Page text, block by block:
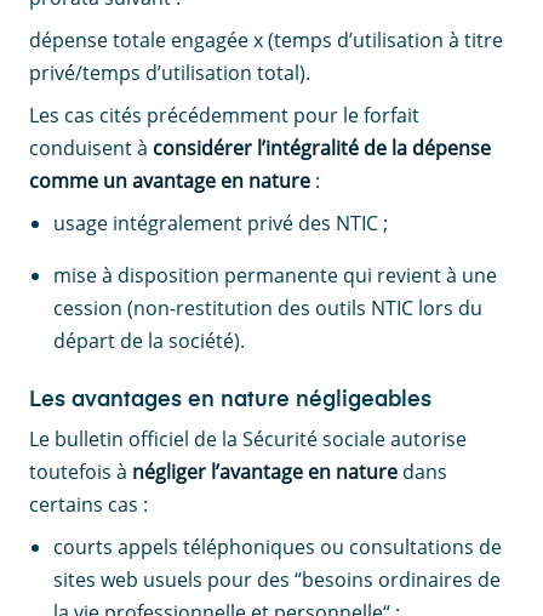
dépense totale engagée x (temps d’utilisation à titre
privé/temps d’utilisation total).
Les cas cités précédemment pour le forfait
conduisent à considérer l’intégralité de la dépense
comme un avantage en nature :
usage intégralement privé des NTIC ;
mise à disposition permanente qui revient à une
cession (non-restitution des outils NTIC lors du
départ de la société).
Les avantages en nature négligeables
Le bulletin officiel de la Sécurité sociale autorise
toutefois à négliger l’avantage en nature dans
certains cas :
courts appels téléphoniques ou consultations de
sites web usuels pour des “besoins ordinaires de